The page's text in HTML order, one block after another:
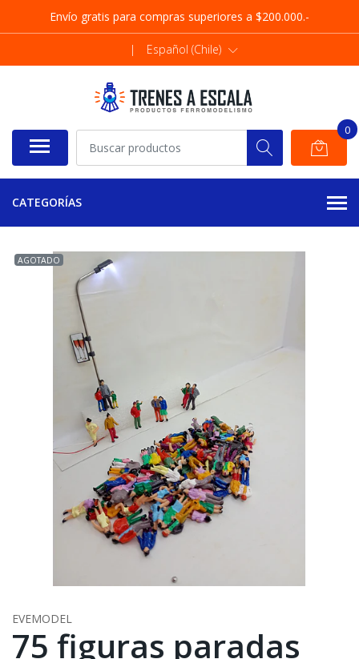
Envío gratis para compras superiores a $200.000.-
| Español (Chile)
0
CATEGORÍAS
AGOTADO
EVEMODEL
75 figuras paradas